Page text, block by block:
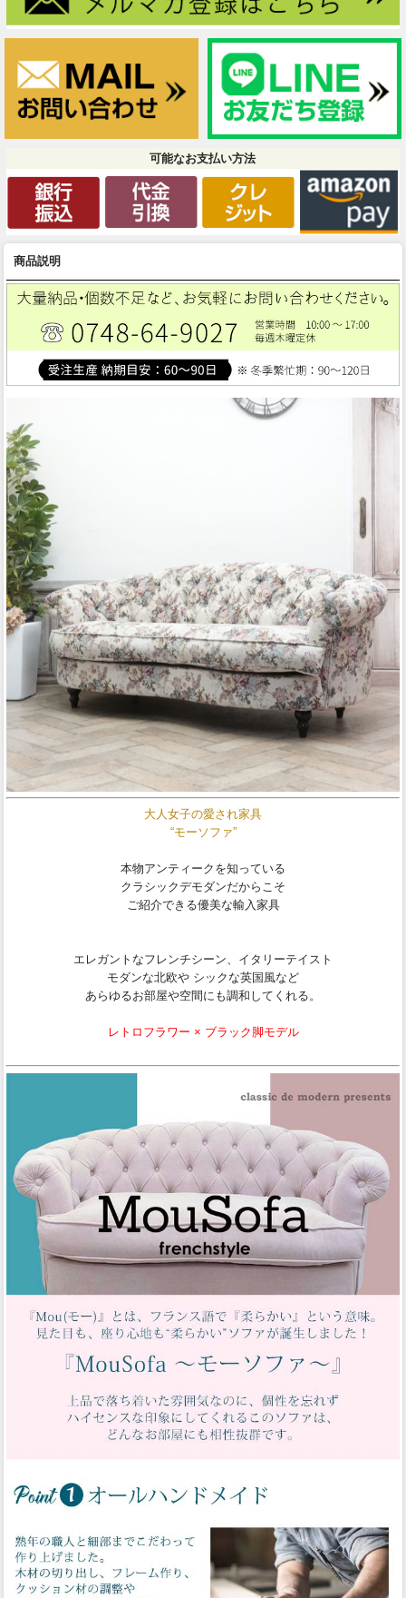
可能なお支払い方法
商品説明
大人女子の愛され家具
“モーソファ”
本物アンティークを知っている
クラシックデモダンだからこそ
ご紹介できる優美な輸入家具
エレガントなフレンチシーン、イタリーテイスト
モダンな北欧や シックな英国風など
あらゆるお部屋や空間にも調和してくれる。
レトロフラワー × ブラック脚モデル